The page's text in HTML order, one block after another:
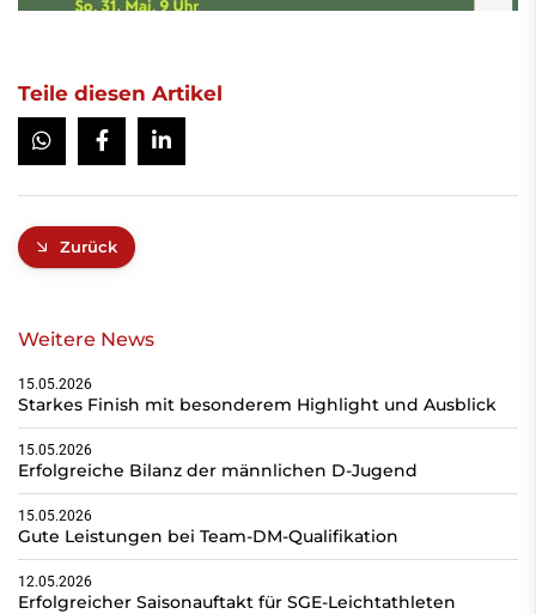
Teile diesen Artikel
Zurück
Weitere News
15.05.2026
Starkes Finish mit besonderem Highlight und Ausblick
15.05.2026
Erfolgreiche Bilanz der männlichen D-Jugend
15.05.2026
Gute Leistungen bei Team-DM-Qualifikation
12.05.2026
Erfolgreicher Saisonauftakt für SGE-Leichtathleten